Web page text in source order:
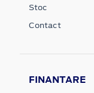
Stoc
Contact
FINANTARE